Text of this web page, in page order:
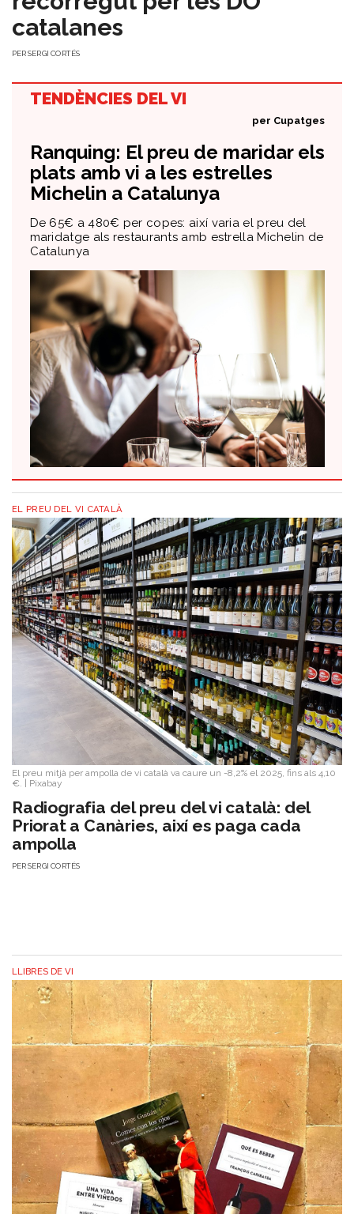
catalanes
PERSERGI CORTÉS
TENDÈNCIES DEL VI
per Cupatges
Ranquing: El preu de maridar els
plats amb vi a les estrelles
Michelin a Catalunya
De 65€ a 480€ per copes: així varia el preu del
maridatge als restaurants amb estrella Michelin de
Catalunya
EL PREU DEL VI CATALÀ
El preu mitjà per ampolla de vi català va caure un -8,2% el 2025, fins als 4,10
€.
Pixabay
Radiografia del preu del vi català: del
Priorat a Canàries, així es paga cada
ampolla
PERSERGI CORTÉS
LLIBRES DE VI